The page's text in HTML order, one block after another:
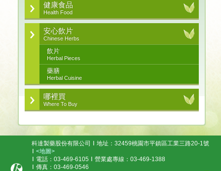
健康食品
Health Food
安心飲片
Chinese Herbs
飲片
Herbal Pieces
藥膳
Herbal Cuisine
哪裡買
Where To Buy
科達製藥股份有限公司
地址：32459桃園市平鎮區工業三路20-1號
<地圖>
電話：03-469-6105
營業處專線：03-469-1388
傳真：03-469-0546